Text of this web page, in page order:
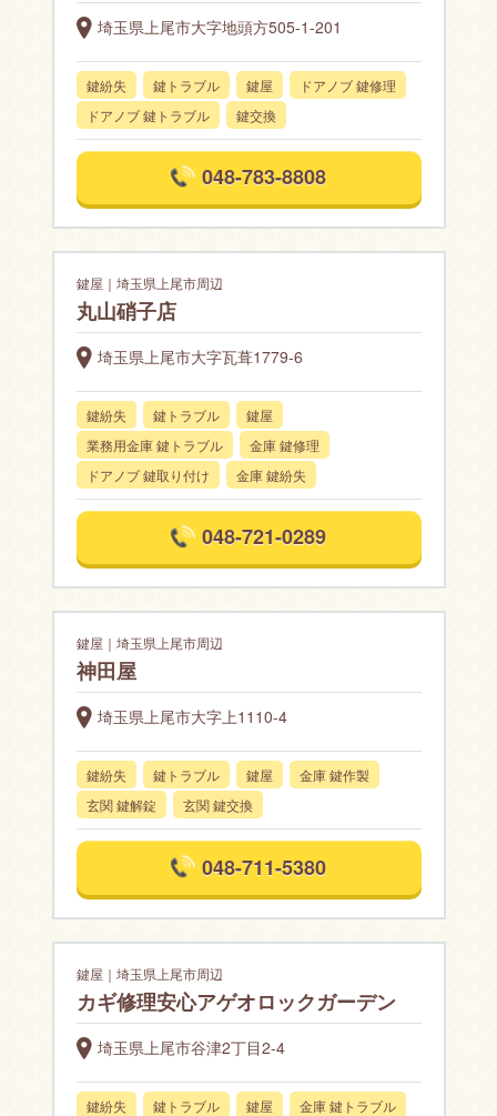
埼玉県上尾市大字地頭方505-1-201
鍵紛失 鍵トラブル 鍵屋
ドアノブ 鍵修理
ドアノブ 鍵トラブル
鍵交換
048-783-8808
鍵屋｜埼玉県上尾市周辺
丸山硝子店
埼玉県上尾市大字瓦葺1779-6
鍵紛失 鍵トラブル
鍵屋
業務用金庫 鍵トラブル
金庫 鍵修理
ドアノブ 鍵取り付け
金庫 鍵紛失
048-721-0289
鍵屋｜埼玉県上尾市周辺
神田屋
埼玉県上尾市大字上1110-4
鍵紛失 鍵トラブル 鍵屋
金庫 鍵作製
玄関 鍵解錠
玄関 鍵交換
048-711-5380
鍵屋｜埼玉県上尾市周辺
カギ修理安心アゲオロックガーデン
埼玉県上尾市谷津2丁目2-4
鍵紛失 鍵トラブル 鍵屋
金庫 鍵トラブル